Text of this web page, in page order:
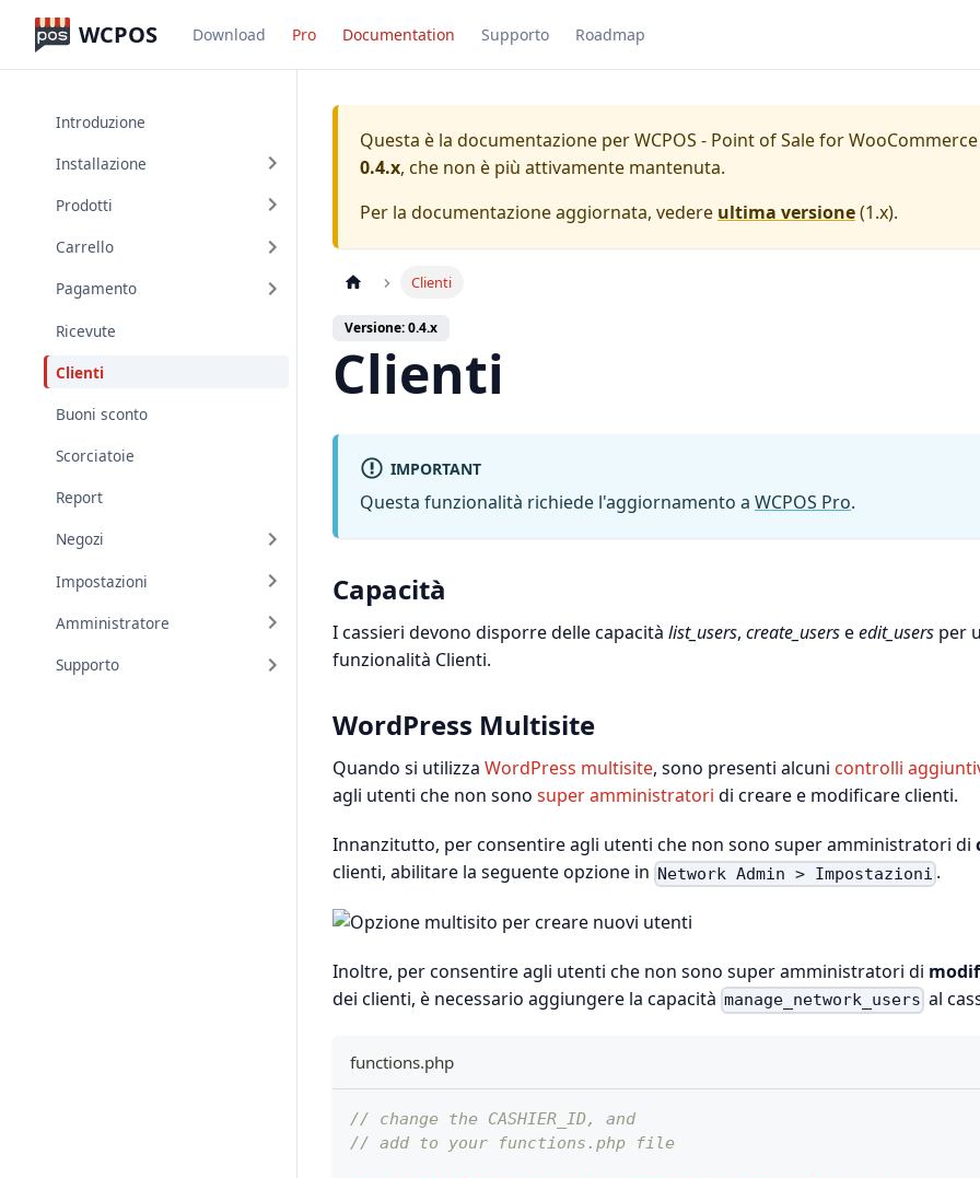
WCPOS Download Pro Documentation Supporto Roadmap
Introduzione
Installazione
Prodotti
Carrello
Pagamento
Ricevute
Clienti
Buoni sconto
Scorciatoie
Report
Negozi
Impostazioni
Amministratore
Supporto
Questa è la documentazione perWCPOS - Point of Sale for WooCommerce
0.4.x, che non è più attivamente mantenuta.
Per la documentazione aggiornata, vedere ultima versione(1.x).
Clienti
Versione: 0.4.x
Clienti
IMPORTANT
Questa funzionalità richiede l'aggiornamento a WCPOS Pro.
Capacità
I cassieri devono disporre delle capacità list_users, create_userseedit_users per
funzionalità Clienti.
WordPress Multisite
Quando si utilizza WordPress multisite, sono presenti alcuni controlli
agli utenti che non sono super amministratori di creare e modificare clienti.
Innanzitutto, per consentire agli utenti che non sono super amministratori di
clienti, abilitare la seguente opzione in Network Admin > Impostazioni .
Inoltre, per consentire agli utenti che non sono super amministratori di
dei clienti, è necessario aggiungere la capacità manage_network_users al
functions.php
// change the CASHIER_ID, and
// add to your functions.php file